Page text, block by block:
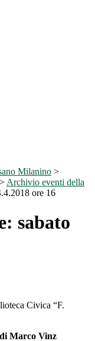
Milanino >
> Archivio eventi della
ore 16
sabato
Civica “F.
Marco Vinz